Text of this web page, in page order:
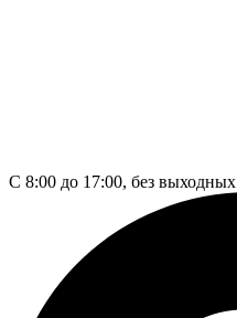
С 8:00 до 17:00, без выходных